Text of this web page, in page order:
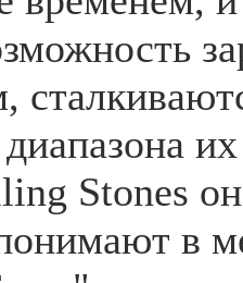
диапазона
Stones он
в